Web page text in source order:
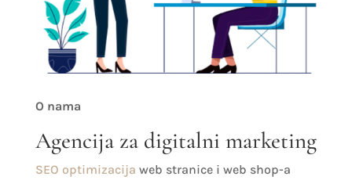
O nama
Agencija za digitalni marketing
SEO optimizacija web stranice i web shop-a